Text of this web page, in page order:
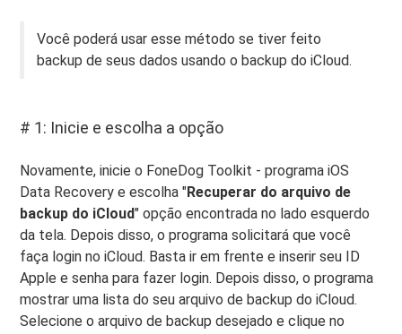
Você poderá usar esse método se tiver feito
backup de seus dados usando o backup do iCloud.
# 1: Inicie e escolha a opção
Novamente, inicie o FoneDog Toolkit - programa iOS
Data Recovery e escolha "Recuperar do arquivo de
backup do iCloud" opção encontrada no lado esquerdo
da tela. Depois disso, o programa solicitará que você
faça login no iCloud. Basta ir em frente e inserir seu ID
Apple e senha para fazer login. Depois disso, o programa
mostrar uma lista do seu arquivo de backup do iCloud.
Selecione o arquivo de backup desejado e clique no